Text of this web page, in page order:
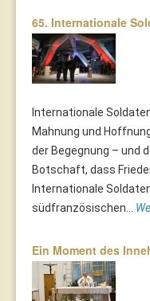
65. Internationale
Internationale
Mahnung und
der Begegnung – und
Botschaft, dass
Internationale
südfranzösischen...
Ein Moment des